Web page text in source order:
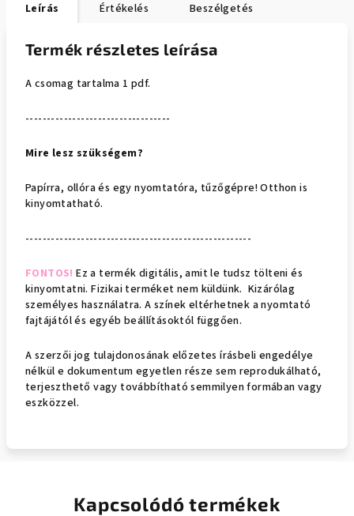
Leírás Értékelés Beszélgetés
Termék részletes leírása
A csomag tartalma 1 pdf.
----------------------------------
Mire lesz szükségem?
Papírra, ollóra és egy nyomtatóra, tűzőgépre! Otthon is
kinyomtatható.
-----------------------------------------------------
FONTOS!Ez a termék digitális, amit le tudsz tölteni és
kinyomtatni. Fizikai terméket nem küldünk. Kizárólag
személyes használatra. A színek eltérhetnek a nyomtató
fajtájától és egyéb beállításoktól függően.
A szerzői jog tulajdonosának előzetes írásbeli engedélye
nélkül e dokumentum egyetlen része sem reprodukálható,
terjeszthető vagy továbbítható semmilyen formában vagy
eszközzel.
Kapcsolódó termékek